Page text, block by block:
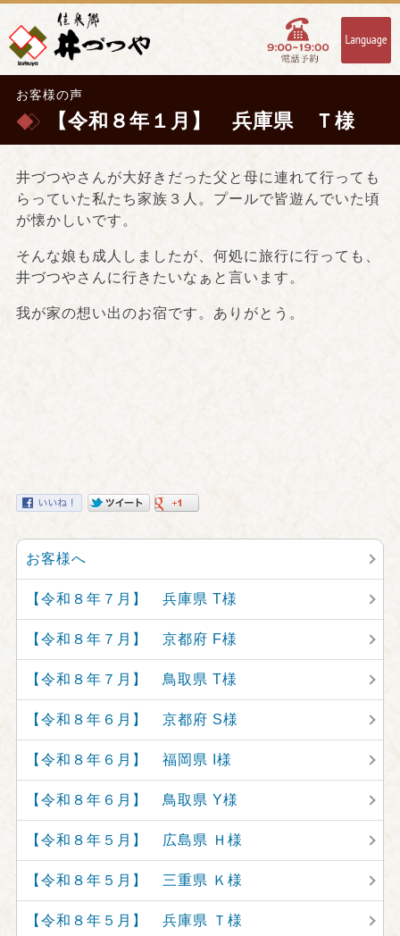
お客様の声
【令和８年１月】 兵庫県 Ｔ様
井づつやさんが大好きだった父と母に連れて行っても
らっていた私たち家族３人。プールで皆遊んでいた頃
が懐かしいです。
そんな娘も成人しましたが、何処に旅行に行っても、
井づつやさんに行きたいなぁと言います。
我が家の想い出のお宿です。ありがとう。
お客様へ
【令和８年７月】 兵庫県 T様
【令和８年７月】 京都府 F様
【令和８年７月】 鳥取県 T様
【令和８年６月】 京都府 S様
【令和８年６月】 福岡県 I様
【令和８年６月】 鳥取県 Y様
【令和８年５月】 広島県 Ｈ様
【令和８年５月】 三重県 Ｋ様
【令和８年５月】 兵庫県 Ｔ様